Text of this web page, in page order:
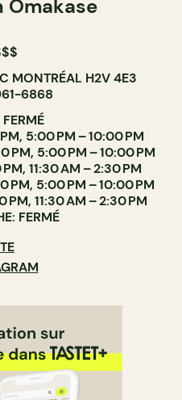
Omakase
MONTRÉAL H2V 4E3
6868
5:00 PM – 10:00 PM
PM, 5:00 PM – 10:00 PM
11:30 AM – 2:30 PM
PM, 5:00 PM – 10:00 PM
PM, 11:30 AM – 2:30 PM
FERMÉ